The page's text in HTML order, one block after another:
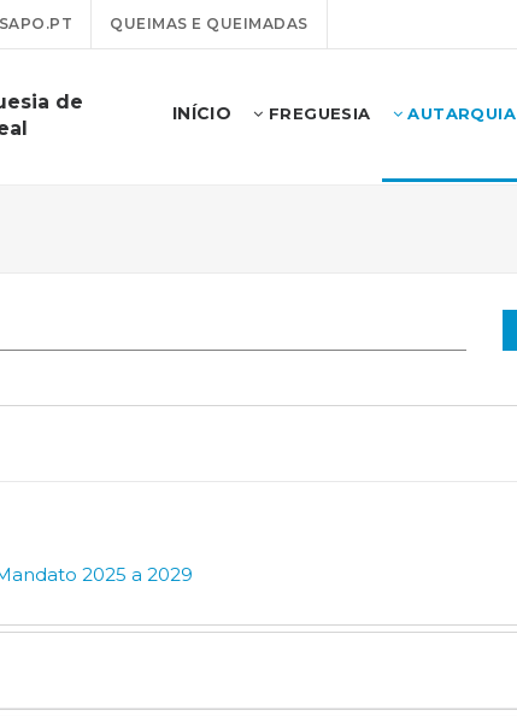
QUEIMAS E QUEIMADAS
de
INÍCIO FREGUESIA AUTARQUIA
2025 a 2029